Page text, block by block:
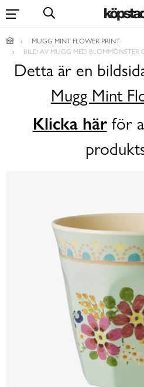
MUGG MINT FLOWER PRINT
BILD AV MUGG MED BLOMMÖNSTER
Detta är en
Mugg Mint
Klicka härför